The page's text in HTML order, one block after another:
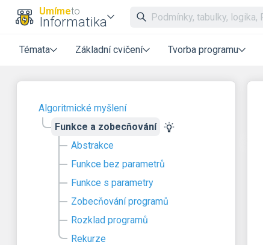
Umímeto
Informatika
Témata Základní cvičení Tvorba programu
Algoritmické myšlení
Funkce a zobecňování
Abstrakce
Funkce bez parametrů
Funkce s parametry
Zobecňování programů
Rozklad programů
Rekurze